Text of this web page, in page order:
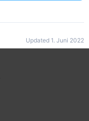
Updated 1. Juni 2022